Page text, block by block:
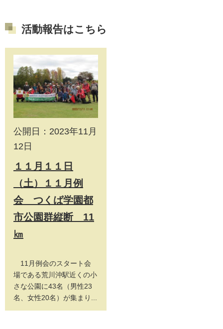
活動報告はこちら
公開日：2023年11月
12日
１１月１１日
（土）１１月例
会 つくば学園都
市公園群縦断 11
㎞
11月例会のスタート会
場である荒川沖駅近くの小
さな公園に43名（男性23
名、女性20名）が集まり...